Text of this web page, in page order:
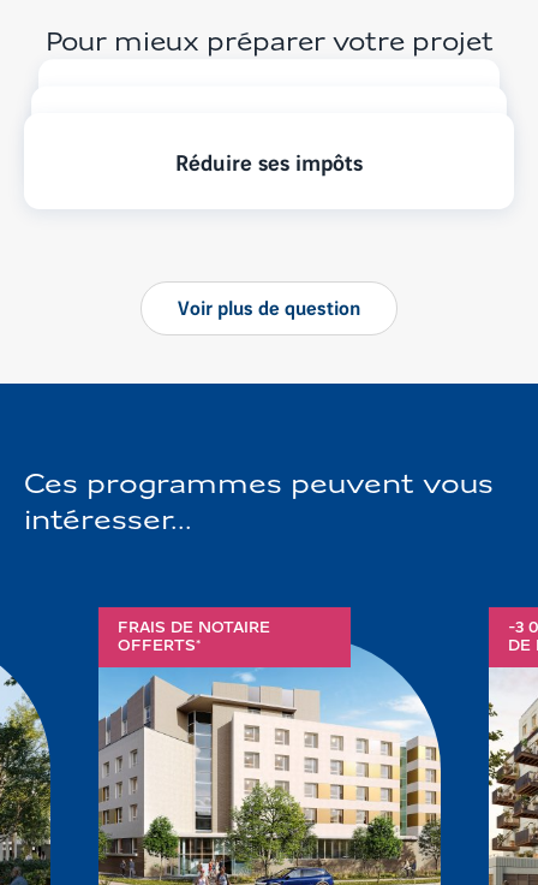
Pour mieux préparer votre projet
Réduire ses impôts
Voir plus de question
Ces programmes peuvent vous
intéresser...
FRAIS DE NOTAIRE
OFFERTS*
-3
DE